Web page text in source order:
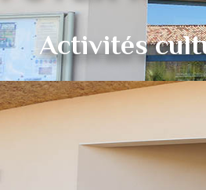
Activités